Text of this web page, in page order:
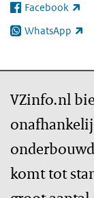
Facebook
(externe link)
WhatsApp
(externe link)
VZinfo.nl
komt tot